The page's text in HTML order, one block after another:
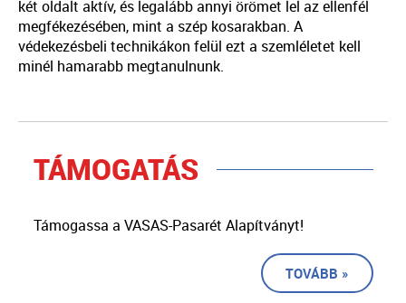
két oldalt aktív, és legalább annyi örömet lel az ellenfél
megfékezésében, mint a szép kosarakban. A
védekezésbeli technikákon felül ezt a szemléletet kell
minél hamarabb megtanulnunk.
TÁMOGATÁS
Támogassa a VASAS-Pasarét Alapítványt!
TOVÁBB »